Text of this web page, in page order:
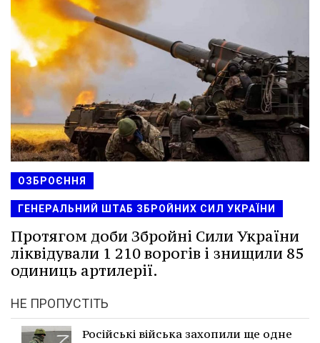
ОЗБРОЄННЯ
ГЕНЕРАЛЬНИЙ ШТАБ ЗБРОЙНИХ СИЛ УКРАЇНИ
Протягом доби Збройні Сили України
ліквідували 1 210 ворогів і знищили 85
одиниць артилерії.
НЕ ПРОПУСТІТЬ
Російські війська захопили ще одне